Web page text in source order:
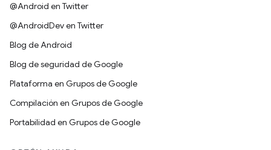
@Android en Twitter
@AndroidDev en Twitter
Blog de Android
Blog de seguridad de Google
Plataforma en Grupos de Google
Compilación en Grupos de Google
Portabilidad en Grupos de Google